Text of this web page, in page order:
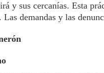
y sus cercanías. Esta
Las demandas y las